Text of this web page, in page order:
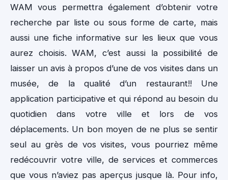
WAM vous permettra également d’obtenir votre
recherche par liste ou sous forme de carte, mais
aussi une fiche informative sur les lieux que vous
aurez choisis. WAM, c’est aussi la possibilité de
laisser un avis à propos d’une de vos visites dans un
musée, de la qualité d’un restaurant!! Une
application participative et qui répond au besoin du
quotidien dans votre ville et lors de vos
déplacements. Un bon moyen de ne plus se sentir
seul au grès de vos visites, vous pourriez même
redécouvrir votre ville, de services et commerces
que vous n’aviez pas aperçus jusque là. Pour info,